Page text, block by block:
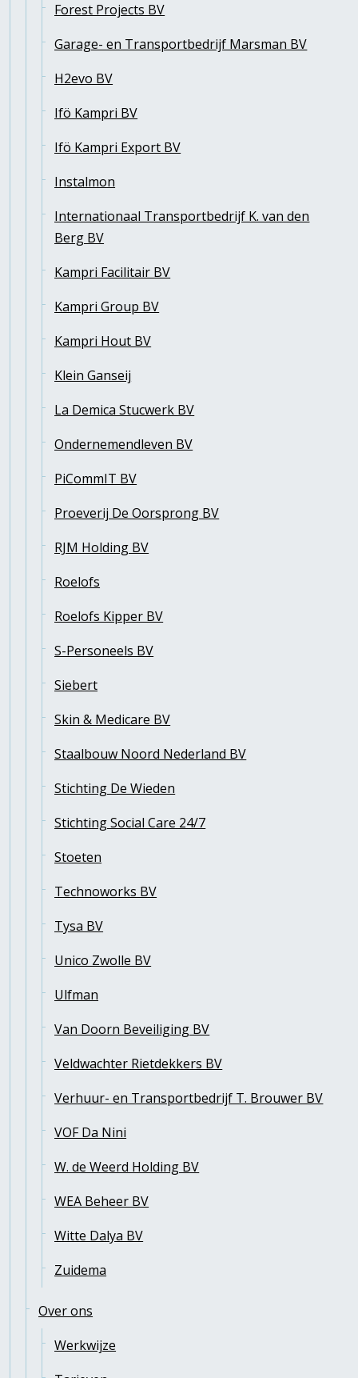
Forest Projects BV
Garage- en Transportbedrijf Marsman BV
H2evo BV
Ifö Kampri BV
Ifö Kampri Export BV
Instalmon
Internationaal Transportbedrijf K. van den
Berg BV
Kampri Facilitair BV
Kampri Group BV
Kampri Hout BV
Klein Ganseij
La Demica Stucwerk BV
Ondernemendleven BV
PiCommIT BV
Proeverij De Oorsprong BV
RJM Holding BV
Roelofs
Roelofs Kipper BV
S-Personeels BV
Siebert
Skin & Medicare BV
Staalbouw Noord Nederland BV
Stichting De Wieden
Stichting Social Care 24/7
Stoeten
Technoworks BV
Tysa BV
Unico Zwolle BV
Ulfman
Van Doorn Beveiliging BV
Veldwachter Rietdekkers BV
Verhuur- en Transportbedrijf T. Brouwer BV
VOF Da Nini
W. de Weerd Holding BV
WEA Beheer BV
Witte Dalya BV
Zuidema
Over ons
Werkwijze